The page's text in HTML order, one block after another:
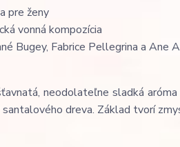
pre ženy
vonná kompozícia
Bugey, Fabrice Pellegrina a Ane
neodolateľne sladká
dreva. Základ tvorí